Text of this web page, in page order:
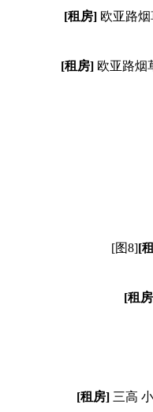
[租房] 欧亚路
[租房] 欧亚路烟
[图8][
[租
[租房] 三高